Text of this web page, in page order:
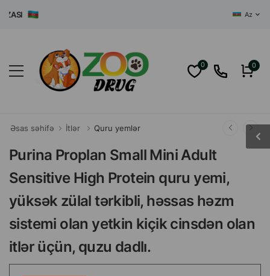
Az
0 0
Əsas səhifə İtlər Quru yemlər
Purina Proplan Small Mini Adult
Sensitive High Protein quru yemi,
yüksək zülal tərkibli, həssas həzm
sistemi olan yetkin kiçik cinsdən olan
itlər üçün, quzu dadlı.